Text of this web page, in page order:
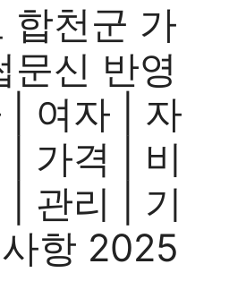
합천군 가
문신 반영
| 여자 | 자
| 가격 | 비
| 관리 | 기
항 2025